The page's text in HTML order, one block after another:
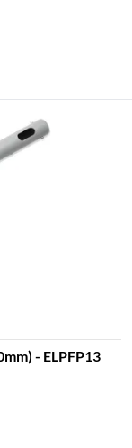
- ELPFP13